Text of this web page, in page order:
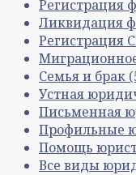
Регистрация
Ликвидация
Регистрация
Семья и брак
Устная
Письменная
Профильные
Помощь
Все виды